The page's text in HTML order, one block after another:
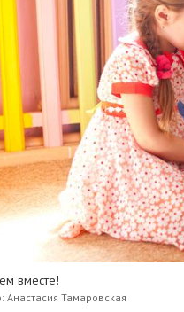
вместе!
Анастасия Тамаровская